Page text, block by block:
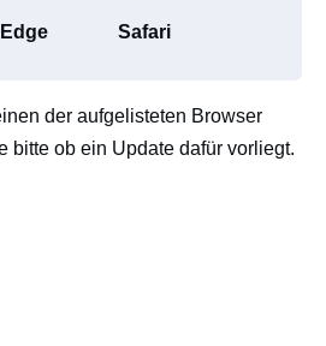
Safari
der aufgelisteten Browser
bitte ob ein Update dafür vorliegt.